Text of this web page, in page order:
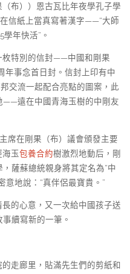
布））恩古瓦比年夜學孔子學
信紙上當真寫著漢字——“大師
年快活”。
枚特別的信封——中國和剛果
年事念首日封。信封上印有中
交流一起配合亮點的圖案，此
——遠在中國青海玉樹的中剛友
席在剛果（布）議會頒發主要
玉包養合約樹激烈地動后，剛
薩蘇總統親身將其定名為“中
意地說：“真伴侶最寶貴。”
的心意，又一次給中國孩子送
續寫新的一筆。
走廊里，貼滿先生們的剪紙和